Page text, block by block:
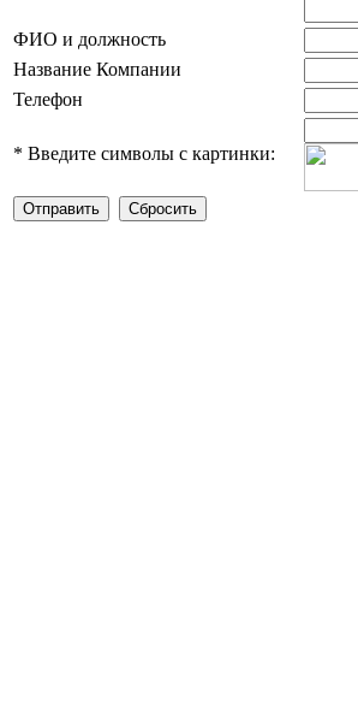
ФИО и должность
Название Компании
Телефон
* Введите символы с картинки: